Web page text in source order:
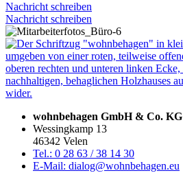
Nachricht schreiben
Nachricht schreiben
wohnbehagen GmbH & Co. KG
Wessingkamp 13
46342 Velen
Tel.: 0 28 63 / 38 14 30
E-Mail: dialog@wohnbehagen.eu